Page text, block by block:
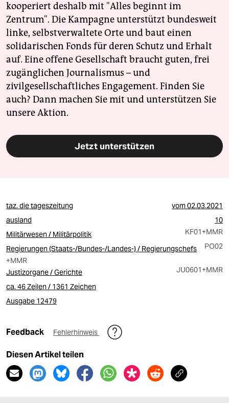
kooperiert deshalb mit "Alles beginnt im
Zentrum". Die Kampagne unterstützt bundesweit
linke, selbstverwaltete Orte und baut einen
solidarischen Fonds für deren Schutz und Erhalt
auf. Eine offene Gesellschaft braucht guten, frei
zugänglichen Journalismus – und
zivilgesellschaftliches Engagement. Finden Sie
auch? Dann machen Sie mit und unterstützen Sie
unsere Aktion.
Jetzt unterstützen
taz. die tageszeitung vom02.03.2021
ausland
10
Militärwesen / Militärpolitik
KF01+MMR
Regierungen (Staats-/Bundes-/Landes-) / Regierungschefs
PO02
+MMR
Justizorgane / Gerichte
JU0601+MMR
ca. 46 Zeilen / 1361 Zeichen
Ausgabe 12479
Feedback Fehlerhinweis
Diesen Artikel teilen